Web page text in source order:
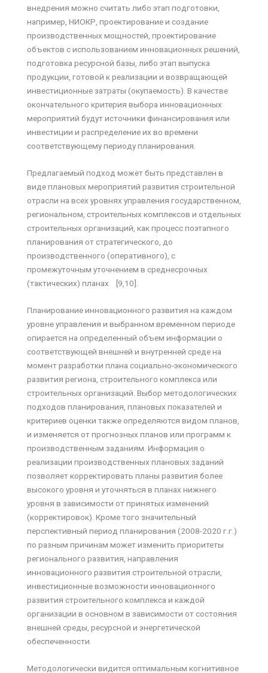
внедрения можно считать либо этап подготовки,
например, НИОКР, проектирование и создание
производственных мощностей, проектирование
объектов с использованием инновационных решений,
подготовка ресурсной базы, либо этап выпуска
продукции, готовой к реализации и возвращающей
инвестиционные затраты (окупаемость). В качестве
окончательного критерия выбора инновационных
мероприятий будут источники финансирования или
инвестиции и распределение их во времени
соответствующему периоду планирования.
Предлагаемый подход может быть представлен в
виде плановых мероприятий развития строительной
отрасли на всех уровнях управления государственном,
региональном, строительных комплексов и отдельных
строительных организаций, как процесс поэтапного
планирования от стратегического, до
производственного (оперативного), с
промежуточным уточнением в среднесрочных
(тактических) планах [9,10].
Планирование инновационного развития на каждом
уровне управления и выбранном временном периоде
опирается на определенный объем информации о
соответствующей внешней и внутренней среде на
момент разработки плана социально-экономического
развития региона, строительного комплекса или
строительных организаций. Выбор методологических
подходов планирования, плановых показателей и
критериев оценки также определяются видом планов,
и изменяется от прогнозных планов или программ к
производственным заданиям. Информация о
реализации производственных плановых заданий
позволяет корректировать планы развития более
высокого уровня и уточняться в планах нижнего
уровня в зависимости от принятых изменений
(корректировок). Кроме того значительный
перспективный период планирования (2008-2020 г.г.)
по разным причинам может изменить приоритеты
регионального развития, направления
инновационного развития строительной отрасли,
инвестиционные возможности инновационного
развития строительного комплекса и каждой
организации в основном в зависимости от состояния
внешней среды, ресурсной и энергетической
обеспеченности.
Методологически видится оптимальным когнитивное